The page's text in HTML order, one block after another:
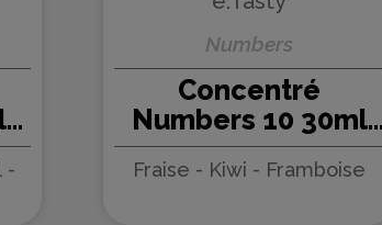
-
Numbers
Concentré
Numbers 10 30ml
Numbers - e.Tasty
(5 pièces)
Fraise - Kiwi - Framboise